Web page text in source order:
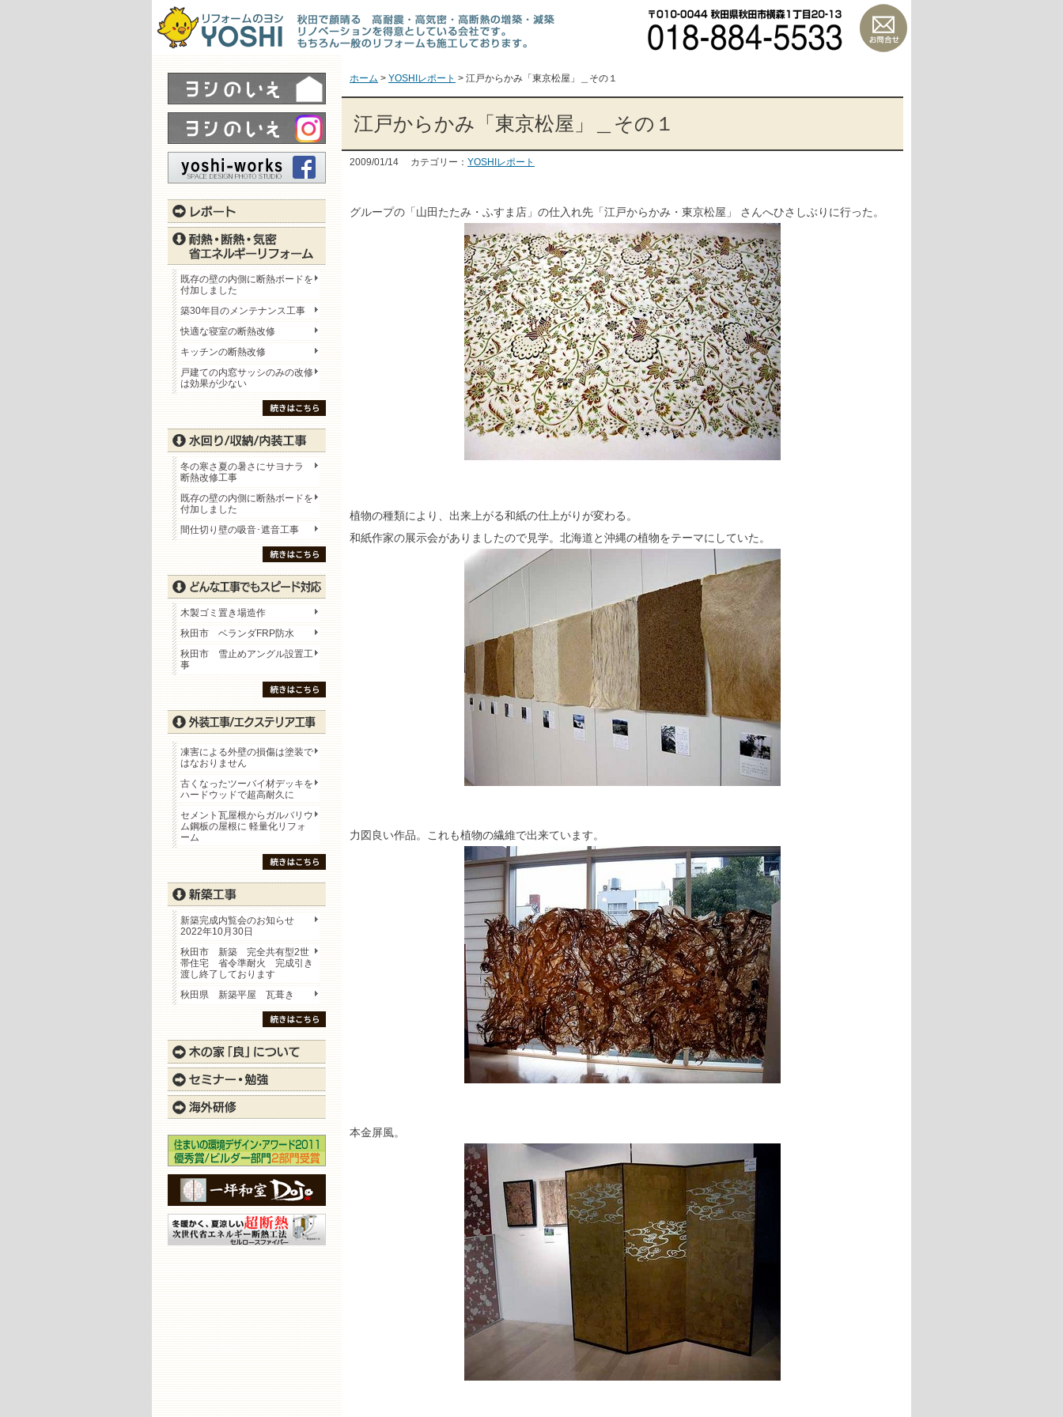
ホーム > YOSHIレポート > 江戸からかみ「東京松屋」＿その１
江戸からかみ「東京松屋」＿その１
2009/01/14 カテゴリー： YOSHIレポート
グループの「山田たたみ・ふすま店」の仕入れ先「江戸からかみ・東京松屋」 さんへひさしぶりに行った。
植物の種類により、出来上がる和紙の仕上がりが変わる。
和紙作家の展示会がありましたので見学。北海道と沖縄の植物をテーマにしていた。
力図良い作品。これも植物の繊維で出来ています。
本金屏風。
既存の壁の内側に断熱ボードを
付加しました
築30年目のメンテナンス工事
快適な寝室の断熱改修
キッチンの断熱改修
戸建ての内窓サッシのみの改修
は効果が少ない
冬の寒さ夏の暑さにサヨナラ
断熱改修工事
既存の壁の内側に断熱ボードを
付加しました
間仕切り壁の吸音･遮音工事
木製ゴミ置き場造作
秋田市 ベランダFRP防水
秋田市 雪止めアングル設置工
事
凍害による外壁の損傷は塗装で
はなおりません
古くなったツーバイ材デッキを
ハードウッドで超高耐久に
セメント瓦屋根からガルバリウ
ム鋼板の屋根に 軽量化リフォ
ーム
新築完成内覧会のお知らせ
2022年10月30日
秋田市 新築 完全共有型2世
帯住宅 省令準耐火 完成引き
渡し終了しております
秋田県 新築平屋 瓦葺き